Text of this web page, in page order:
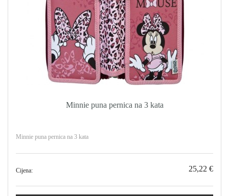
Minnie puna pernica na 3 kata
Minnie puna pernica na 3 kata
Cijena: 25,22 €